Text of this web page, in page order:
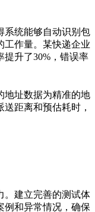
系统能够自动识别包
工作量。某快递企业
提升了30% ，错误率
地址数据为精准的地
距离和预估耗时，
。建立完善的测试体
例和异常情况，确保